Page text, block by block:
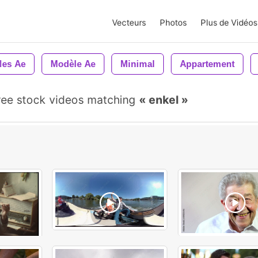
Vecteurs Photos Plus de Vidéos
Ae Modèle Ae Minimal Appartement
stock videos matching enkel